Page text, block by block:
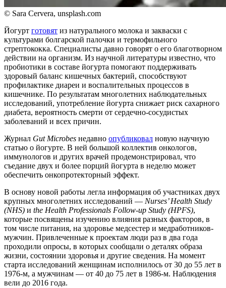
© Sara Cervera, unsplash.com
Йогурт готовят из натурального молока и закваски с
культурами болгарской палочки и термофильного
стрептококка. Специалисты давно говорят о его благотворном
действии на организм. Из научной литературы известно, что
пробиотики в составе йогурта помогают поддерживать
здоровый баланс кишечных бактерий, способствуют
профилактике диареи и воспалительных процессов в
кишечнике. По результатам многолетних наблюдательных
исследований, употребление йогурта снижает риск сахарного
диабета, вероятность смерти от сердечно-сосудистых
заболеваний и всех причин.
Журнал Gut Microbes недавно опубликовал новую научную
статью о йогурте. В ней большой коллектив онкологов,
иммунологов и других врачей продемонстрировал, что
съедание двух и более порций йогурта в неделю может
обеспечить онкопротекторный эффект.
В основу новой работы легла информация об участниках двух
крупных многолетних исследований — Nurses’ Health Study
(NHS) и the Health Professionals Follow-up Study (HPFS),
которые посвящены изучению влияния разных факторов, в
том числе питания, на здоровье медсестер и медработников-
мужчин. Привлеченные к проектам люди раз в два года
проходили опросы, в которых сообщали о деталях образа
жизни, состоянии здоровья и другие сведения. На момент
старта исследований женщинам исполнилось от 30 до 55 лет в
1976-м, а мужчинам — от 40 до 75 лет в 1986-м. Наблюдения
вели до 2016 года.